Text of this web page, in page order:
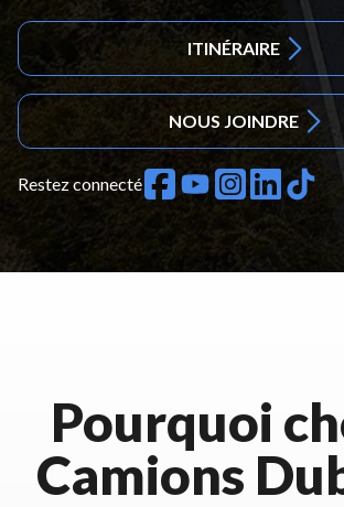
ITINÉRAIRE
NOUS JOINDRE
Restez connecté
Pourquoi
Camions